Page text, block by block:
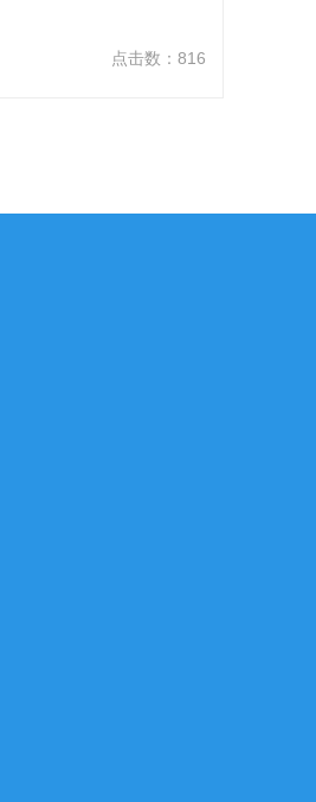
点击数：816